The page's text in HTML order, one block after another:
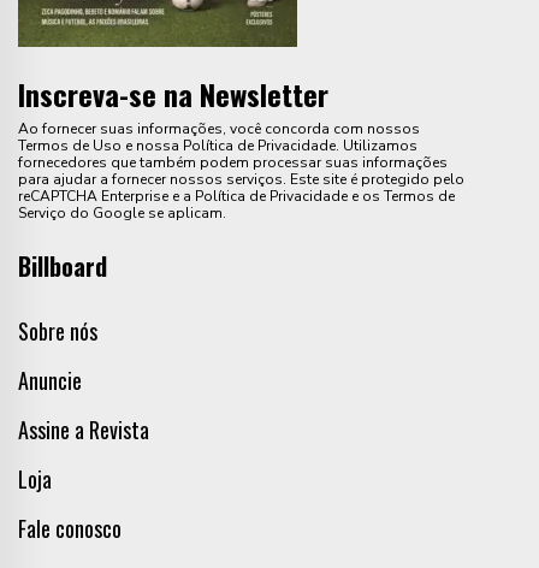
Inscreva-se na Newsletter
Ao fornecer suas informações, você concorda com nossos
Termos de Uso e nossa Política de Privacidade. Utilizamos
fornecedores que também podem processar suas informações
para ajudar a fornecer nossos serviços. Este site é protegido pelo
reCAPTCHA Enterprise e a Política de Privacidade e os Termos de
Serviço do Google se aplicam.
Billboard
Sobre nós
Anuncie
Assine a Revista
Loja
Fale conosco